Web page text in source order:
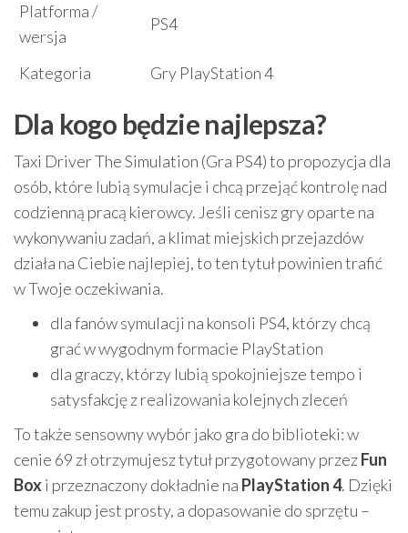
Platforma /
wersja
PS4
Kategoria Gry PlayStation 4
Dla kogo będzie najlepsza?
Taxi Driver The Simulation (Gra PS4) to propozycja dla
osób, które lubią symulacje i chcą przejąć kontrolę nad
codzienną pracą kierowcy. Jeśli cenisz gry oparte na
wykonywaniu zadań, a klimat miejskich przejazdów
działa na Ciebie najlepiej, to ten tytuł powinien trafić
w Twoje oczekiwania.
dla fanów symulacji na konsoli PS4, którzy chcą
grać w wygodnym formacie PlayStation
dla graczy, którzy lubią spokojniejsze tempo i
satysfakcję z realizowania kolejnych zleceń
To także sensowny wybór jako gra do biblioteki: w
cenie 69 zł otrzymujesz tytuł przygotowany przezFun
Box i przeznaczony dokładnie na PlayStation 4. Dzięki
temu zakup jest prosty, a dopasowanie do sprzętu –